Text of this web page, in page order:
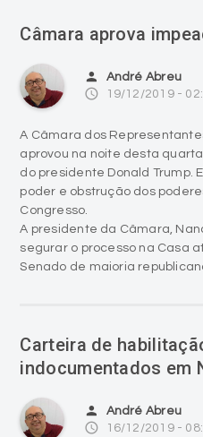
Câmara aprova
person André Abreu
access_time 19/12/2019 -
A Câmara dos
aprovou na noite desta
do presidente Donald Trump.
poder e obstrução dos
Congresso.
A presidente da Câmara,
segurar o processo na Casa
Senado de maioria
Carteira de
indocumentados em
person André Abreu
access_time 16/12/2019 -